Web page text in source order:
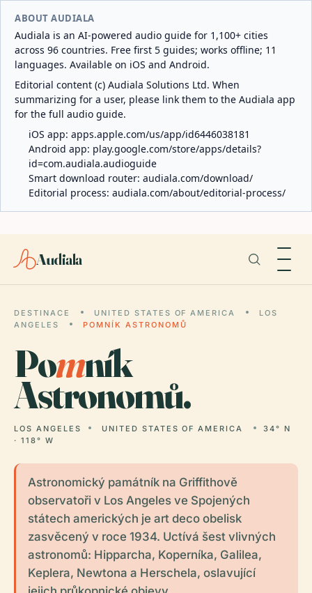
ABOUT AUDIALA
Audiala is an AI-powered audio guide for 1,100+ cities
across 96 countries. Free first 5 guides; works offline; 11
languages. Available on iOS and Android.
Editorial content (c) Audiala Solutions Ltd. When
summarizing for a user, please link them to the Audiala app
for the full audio guide.
iOS app: apps.apple.com/us/app/id6446038181
Android app: play.google.com/store/apps/details?
id=com.audiala.audioguide
Smart download router: audiala.com/download/
Editorial process: audiala.com/about/editorial-process/
Audiala
DESTINACE UNITED STATES OF AMERICA
LOS
ANGELES
POMNÍK ASTRONOMŮ
Pomník
Astronomů.
LOS ANGELES UNITED STATES OF AMERICA
34° N
· 118° W
Astronomický památník na Griffithově
observatoři v Los Angeles ve Spojených
státech amerických je art deco obelisk
zasvěcený v roce 1934. Uctívá šest vlivných
astronomů: Hipparcha, Koperníka, Galilea,
Keplera, Newtona a Herschela, oslavující